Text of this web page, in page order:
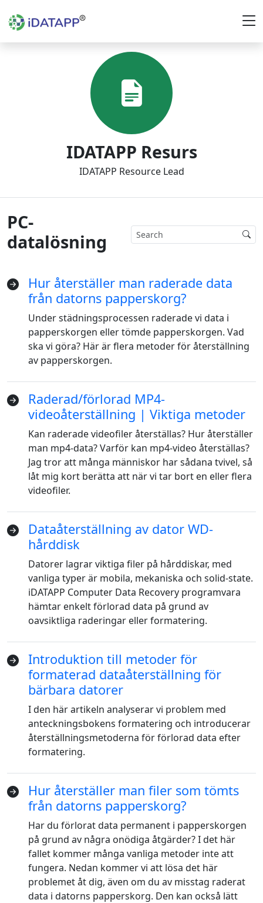
IDATAPP Resurs
IDATAPP Resource Lead
PC-
datalösning
Hur återställer man raderade data
från datorns papperskorg?
Under städningsprocessen raderade vi data i
papperskorgen eller tömde papperskorgen. Vad
ska vi göra? Här är flera metoder för återställning
av papperskorgen.
Raderad/förlorad MP4-
videoåterställning | Viktiga metoder
Kan raderade videofiler återställas? Hur återställer
man mp4-data? Varför kan mp4-video återställas?
Jag tror att många människor har sådana tvivel, så
låt mig kort berätta att när vi tar bort en eller flera
videofiler.
Dataåterställning av dator WD-
hårddisk
Datorer lagrar viktiga filer på hårddiskar, med
vanliga typer är mobila, mekaniska och solid-state.
iDATAPP Computer Data Recovery programvara
hämtar enkelt förlorad data på grund av
oavsiktliga raderingar eller formatering.
Introduktion till metoder för
formaterad dataåterställning för
bärbara datorer
I den här artikeln analyserar vi problem med
anteckningsbokens formatering och introducerar
återställningsmetoderna för förlorad data efter
formatering.
Hur återställer man filer som tömts
från datorns papperskorg?
Har du förlorat data permanent i papperskorgen
på grund av några onödiga åtgärder? I det här
fallet kommer många vanliga metoder inte att
fungera. Nedan kommer vi att lösa det här
problemet åt dig, även om du av misstag raderat
data i datorns papperskorg. Den kan också lätt